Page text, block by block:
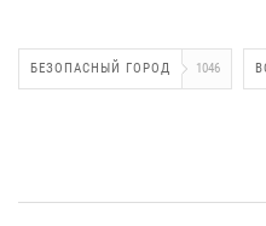
БЕЗОПАСНЫЙ ГОРОД 1046